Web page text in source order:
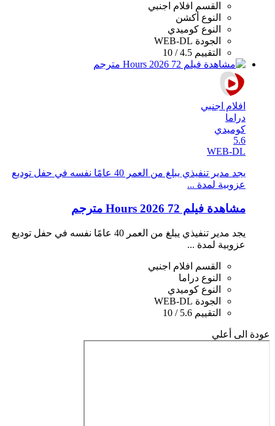
القسم
افلام اجنبي
النوع أكشن
النوع كوميدي
الجودة WEB-DL
التقييم 4.5 / 10
افلام اجنبي
دراما
كوميدي
5.6
WEB-DL
يجد مدير تنفيذي يبلغ من العمر 40 عامًا نفسه في حفل توديع
عزوبية لمدة ...
مشاهدة فيلم 72 Hours 2026 مترجم
يجد مدير تنفيذي يبلغ من العمر 40 عامًا نفسه في حفل توديع
عزوبية لمدة ...
القسم
افلام اجنبي
النوع دراما
النوع كوميدي
الجودة WEB-DL
التقييم 5.6 / 10
عودة الى أعلي